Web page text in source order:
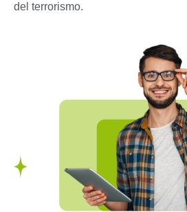
del terrorismo.